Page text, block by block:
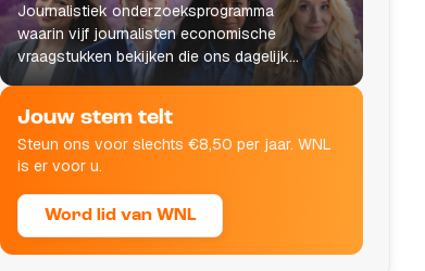
Journalistiek onderzoeksprogramma
waarin vijf journalisten economische
vraagstukken bekijken die ons dagelijks
leven raken.
Jouw stem telt
Steun ons voor slechts €8,50 per jaar. WNL
is er voor u.
Word lid van WNL